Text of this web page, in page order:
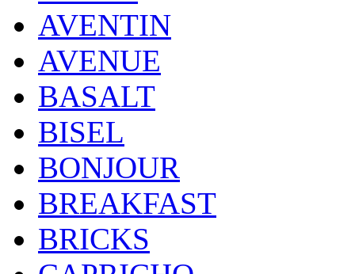
AVENTIN
AVENUE
BASALT
BISEL
BONJOUR
BREAKFAST
BRICKS